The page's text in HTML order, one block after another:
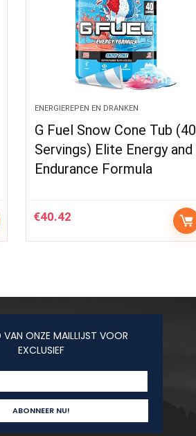
ENERGIEREPEN EN DRANKEN
G Fuel Snow Cone Tub (40
Servings) Elite Energy and
Endurance Formula
€40.42
VAN ONZE MAILLIJST VOOR
EXCLUSIEF